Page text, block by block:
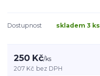
Dostupnost skladem 3 ks
250 Kč/ks
207 Kč bez DPH